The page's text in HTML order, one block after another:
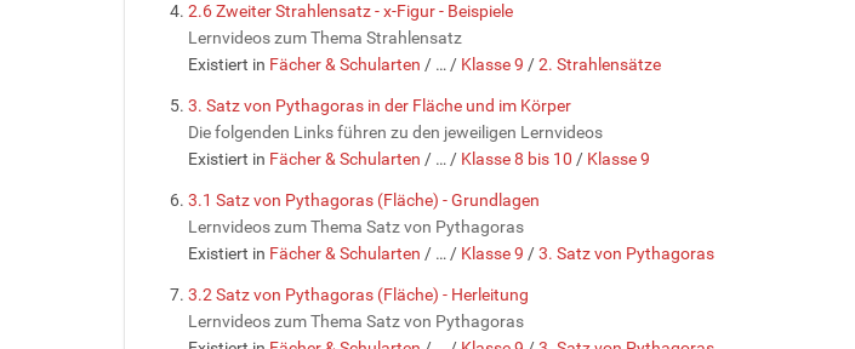
2.6 Zweiter Strahlensatz - x-Figur - Beispiele
Lernvideos zum Thema Strahlensatz
Existiert in Fächer & Schularten / … / Klasse 9 /2. Strahlensätze
3. Satz von Pythagoras in der Fläche und im Körper
Die folgenden Links führen zu den jeweiligen Lernvideos
Existiert in Fächer & Schularten / … / Klasse 8 bis 10 / Klasse 9
3.1 Satz von Pythagoras (Fläche) - Grundlagen
Lernvideos zum Thema Satz von Pythagoras
Existiert in Fächer & Schularten / … / Klasse 9 /3. Satz von Pythagoras
3.2 Satz von Pythagoras (Fläche) - Herleitung
Lernvideos zum Thema Satz von Pythagoras